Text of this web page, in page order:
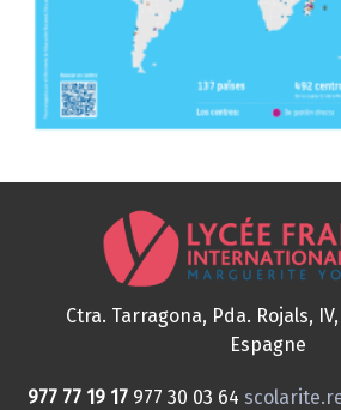
Ctra. Tarragona, Pda. Rojals, IV,
Espagne
977 77 19 17 977 30 03 64